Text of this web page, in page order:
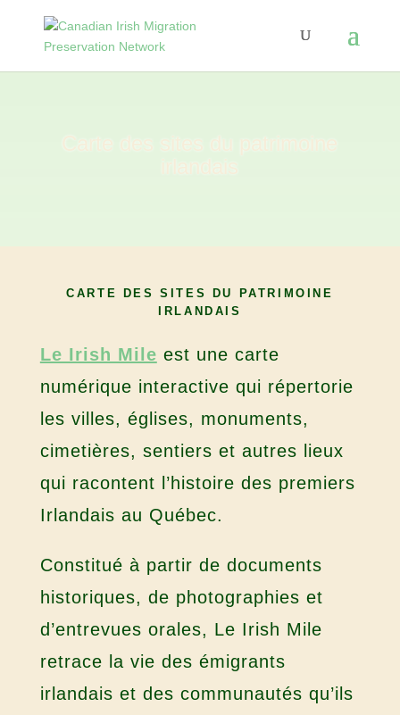
CARTE DES SITES DU PATRIMOINE
IRLANDAIS
Le Irish Mile est une carte
numérique interactive qui répertorie
les villes, églises, monuments,
cimetières, sentiers et autres lieux
qui racontent l’histoire des premiers
Irlandais au Québec.
Constitué à partir de documents
historiques, de photographies et
d’entrevues orales, Le Irish Mile
retrace la vie des émigrants
irlandais et des communautés qu’ils